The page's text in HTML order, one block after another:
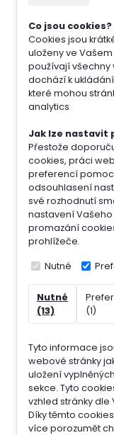
Co jsou cookies?
Cookies jsou
uloženy ve
používají všechny
dochází k
které mohou
analytics
Jak lze nastavit
Přestože
cookies, práci
preferencí
odsouhlasení
své rozhodnutí
nastavení
promazání
prohlížeče.
Nutné
Nutné
(13)
(1)
Tyto informace
webové stránky
uložení
sekce. Tyto
vzhled stránky
Díky těmto
více porozumět